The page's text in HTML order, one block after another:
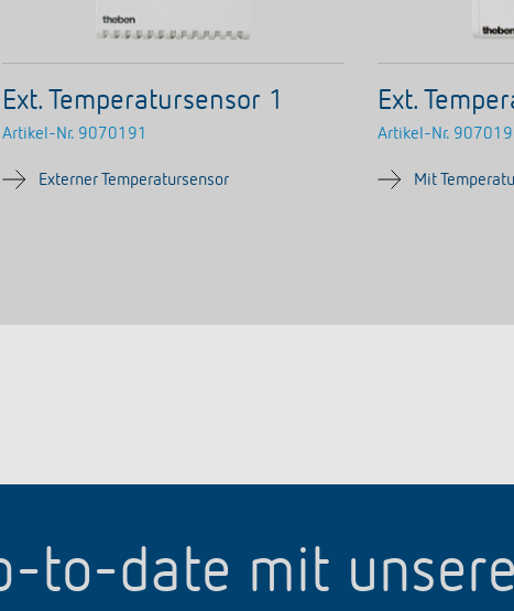
Ext. Temperatursensor 1
Artikel-Nr. 9070191
Externer Temperatursensor
Ext.
Artikel-Nr.
Mit
to-date mit